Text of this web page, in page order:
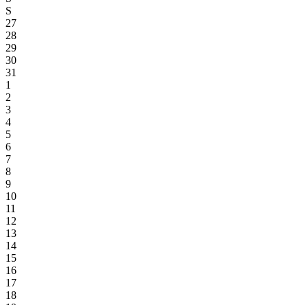
S
27
28
29
30
31
1
2
3
4
5
6
7
8
9
10
11
12
13
14
15
16
17
18